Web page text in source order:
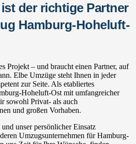
der richtige Partner
Hamburg-Hoheluft-
Projekt – und braucht einen Partner, auf
Elbe Umzüge steht Ihnen in jeder
zur Seite. Als etabliertes
Hoheluft-Ost mit umfangreicher
sowohl Privat- als auch
und großen Vorhaben.
unser persönlicher Einsatz
Umzugsunternehmen für Hamburg-